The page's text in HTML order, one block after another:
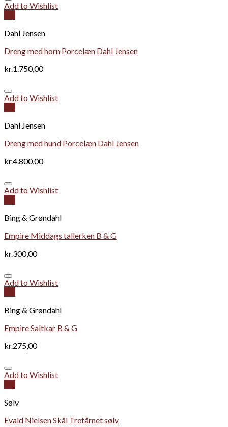
Add to Wishlist
Dahl Jensen
Dreng med horn Porcelæn Dahl Jensen
kr.1.750,00
Add to Wishlist
Dahl Jensen
Dreng med hund Porcelæn Dahl Jensen
kr.4.800,00
Add to Wishlist
Bing & Grøndahl
Empire Middags tallerken B & G
kr.300,00
Add to Wishlist
Bing & Grøndahl
Empire Saltkar B & G
kr.275,00
Add to Wishlist
Sølv
Evald Nielsen Skål Tretårnet sølv